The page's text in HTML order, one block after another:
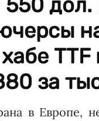
550
за
в Европе,